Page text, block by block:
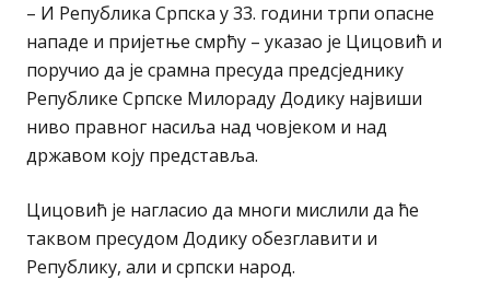
– И Република Српска у 33. години трпи опасне
нападе и пријетње смрћу – указао је Цицовић и
поручио да је срамна пресуда предсједнику
Републике Српске Милораду Додику највиши
ниво правног насиља над човјеком и над
државом коју представља.
Цицовић је нагласио да многи мислили да ће
таквом пресудом Додику обезглавити и
Републику, али и српски народ.